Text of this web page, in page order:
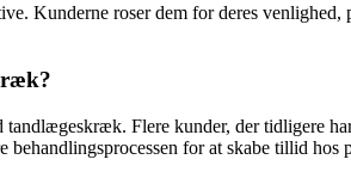
Kunderne roser dem for deres
Flere kunder, der tidligere
for at skabe tillid hos